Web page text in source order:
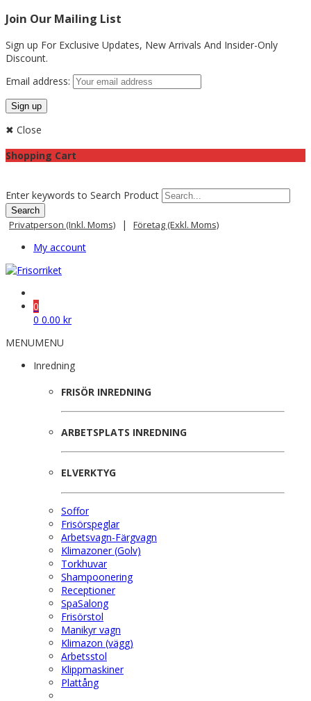
Join Our Mailing List
Sign up For Exclusive Updates, New Arrivals And Insider-Only
Discount.
Email address:
✖ Close
Shopping Cart
Enter keywords to Search Product
Privatperson (inkl. Moms) | Företag (exkl. Moms)
My account
0
0 0.00 kr
MENUMENU
Inredning
FRISÖR INREDNING
ARBETSPLATS INREDNING
ELVERKTYG
Soffor
Frisörspeglar
Arbetsvagn-Färgvagn
Klimazoner (Golv)
Torkhuvar
Shampoonering
Receptioner
SpaSalong
Frisörstol
Manikyr vagn
Klimazon (vägg)
Arbetsstol
Klippmaskiner
Plattång